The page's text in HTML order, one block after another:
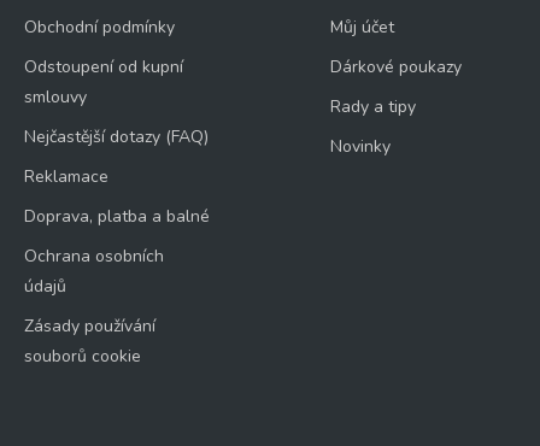
Obchodní podmínky
Odstoupení od kupní
smlouvy
Nejčastější dotazy (FAQ)
Reklamace
Doprava, platba a balné
Ochrana osobních
údajů
Zásady používání
souborů cookie
Můj účet
Dárkové poukazy
Rady a tipy
Novinky